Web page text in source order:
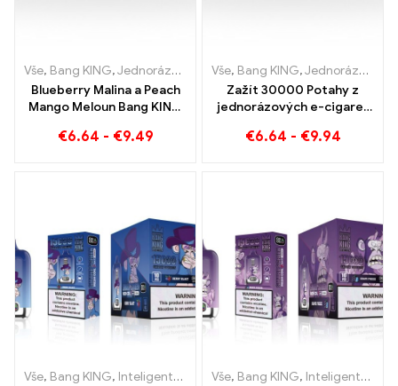
Vše, Bang KING,Jednorázové e-cigarety Litva ,Jednorázové e-
Blueberry Malina a Peach
Mango Meloun Bang KING
JEDNORÁZOVÉ E-
€6.64 - €9.49
Vše, Bang KING,Jednorázové e-cigarety Litva
Zažít 30000 Potahy z
jednorázových e-cigaret
Ice meets Strawberry
€6.64 - €9.94
Vše, Bang KING, Inteligentní obrazovka Bang King 15000 Puff ,
Vše, Bang KING, Inteligentní obrazovka Bang King 15000 Puff